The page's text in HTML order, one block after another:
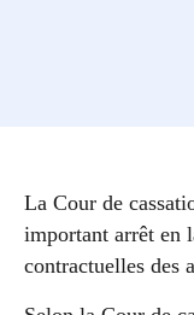
La Cour de
important arrêt en
contractuelles des